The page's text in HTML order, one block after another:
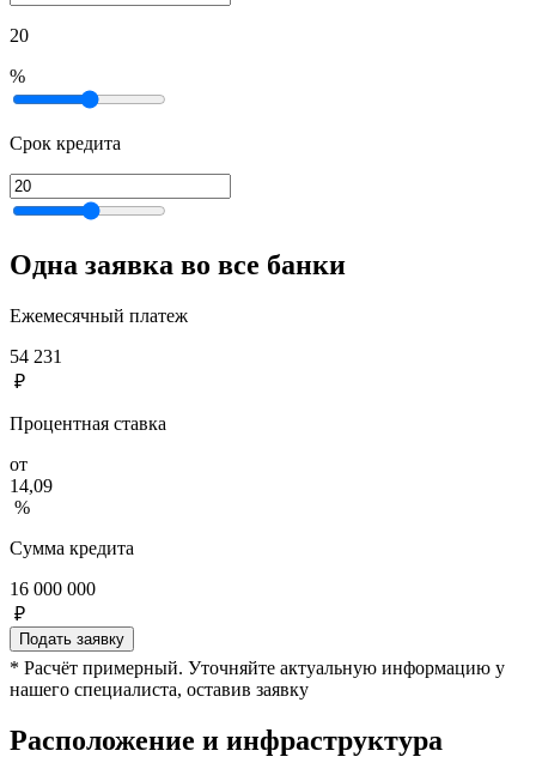
20
%
Срок кредита
Одна заявка во все банки
Ежемесячный платеж
54 231
₽
Процентная ставка
от
14,09
%
Сумма кредита
16 000 000
₽
Подать заявку
* Расчёт примерный. Уточняйте актуальную информацию у
нашего специалиста, оставив заявку
Расположение и инфраструктура